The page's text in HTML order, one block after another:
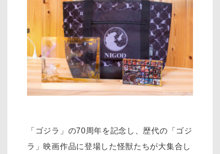
「ゴジラ」の70周年を記念し、歴代の「ゴジ
ラ」映画作品に登場した怪獣たちが大集合し